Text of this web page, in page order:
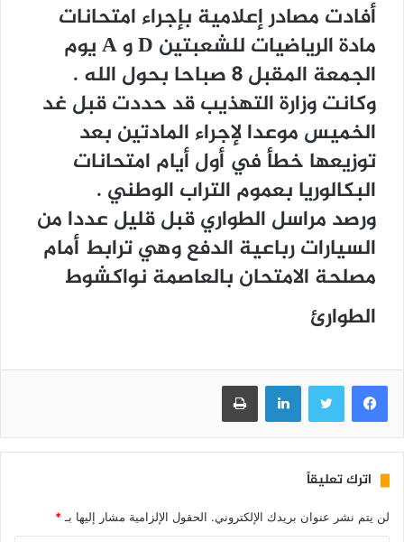
ﺃﻓﺎﺩﺕ ﻣﺼﺎﺩﺭ ﺇﻋﻼﻣﻴﺔ ﺑﺈﺟﺮﺍﺀ ﺍﻣﺘﺤﺎﻧﺎﺕ
ﻣﺎﺩﺓ ﺍﻟﺮﻳﺎﺿﻴﺎﺕ ﻟﻠﺸﻌﺒﺘﻴﻦ D ﻭ A ﻳﻮﻡ
ﺍﻟﺠﻤﻌﺔ ﺍﻟﻤﻘﺒﻞ 8 ﺻﺒﺎﺣﺎ ﺑﺤﻮﻝ ﺍﻟﻠﻪ .
ﻭﻛﺎﻧﺖ ﻭﺯﺍﺭﺓ ﺍﻟﺘﻬﺬﻳﺐ ﻗﺪ ﺣﺪﺩﺕ ﻗﺒﻞ ﻏﺪ
ﺍﻟﺨﻤﻴﺲ ﻣﻮﻋﺪﺍ ﻹﺟﺮﺍﺀ ﺍﻟﻤﺎﺩﺗﻴﻦ ﺑﻌﺪ
ﺗﻮﺯﻳﻌﻬﺎ ﺧﻄﺄ ﻓﻲ ﺃﻭﻝ ﺃﻳﺎﻡ ﺍﻣﺘﺤﺎﻧﺎﺕ
ﺍﻟﺒﻜﺎﻟﻮﺭﻳﺎ ﺑﻌﻤﻮﻡ ﺍﻟﺘﺮﺍﺏ ﺍﻟﻮﻃﻨﻲ .
ﻭﺭﺻﺪ ﻣﺮﺍﺳﻞ ﺍﻟﻄﻮﺍﺭﻱ ﻗﺒﻞ ﻗﻠﻴﻞ ﻋﺪﺩﺍ ﻣﻦ
ﺍﻟﺴﻴﺎﺭﺍﺕ ﺭﺑﺎﻋﻴﺔ ﺍﻟﺪﻓﻊ ﻭﻫﻲ ﺗﺮﺍﺑﻂ ﺃﻣﺎﻡ
ﻣﺼﻠﺤﺔ ﺍﻻﻣﺘﺤﺎﻥ ﺑﺎﻟﻌﺎﺻﻤﺔ ﻧﻮﺍﻛﺸﻮط
الطوارئ
فيسبوك تويتر لينكدإن طباعة
اترك تعليقاً
لن يتم نشر عنوان بريدك الإلكتروني. الحقول الإلزامية مشار إليها بـ *